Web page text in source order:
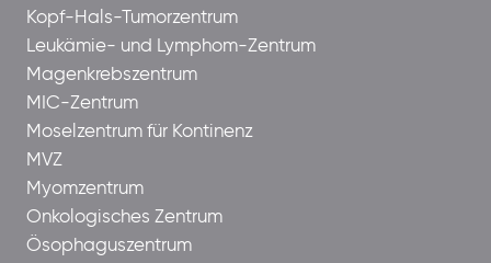
Kopf-Hals-Tumorzentrum
Leukämie- und Lymphom-Zentrum
Magenkrebszentrum
MIC-Zentrum
Moselzentrum für Kontinenz
MVZ
Myomzentrum
Onkologisches Zentrum
Ösophaguszentrum